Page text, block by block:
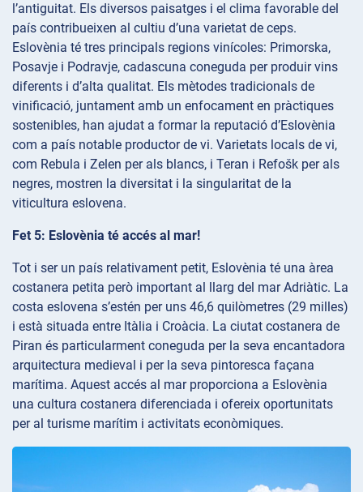
l’antiguitat. Els diversos paisatges i el clima favorable del
país contribueixen al cultiu d’una varietat de ceps.
Eslovènia té tres principals regions vinícoles: Primorska,
Posavje i Podravje, cadascuna coneguda per produir vins
diferents i d’alta qualitat. Els mètodes tradicionals de
vinificació, juntament amb un enfocament en pràctiques
sostenibles, han ajudat a formar la reputació d’Eslovènia
com a país notable productor de vi. Varietats locals de vi,
com Rebula i Zelen per als blancs, i Teran i Refošk per als
negres, mostren la diversitat i la singularitat de la
viticultura eslovena.
Fet 5: Eslovènia té accés al mar!
Tot i ser un país relativament petit, Eslovènia té una àrea
costanera petita però important al llarg del mar Adriàtic. La
costa eslovena s’estén per uns 46,6 quilòmetres (29 milles)
i està situada entre Itàlia i Croàcia. La ciutat costanera de
Piran és particularment coneguda per la seva encantadora
arquitectura medieval i per la seva pintoresca façana
marítima. Aquest accés al mar proporciona a Eslovènia
una cultura costanera diferenciada i ofereix oportunitats
per al turisme marítim i activitats econòmiques.